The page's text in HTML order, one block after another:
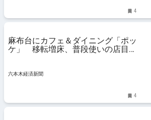
4
麻布台にカフェ＆ダイニング「ポッ
ケ」 移転増床、普段使いの店目指
六本木経済新聞
4